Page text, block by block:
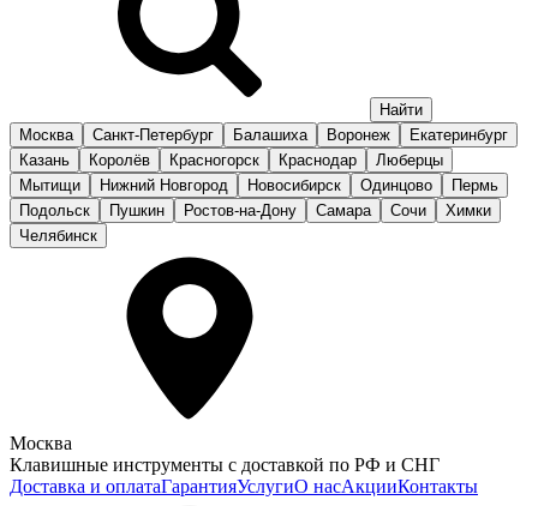
Москва Санкт-Петербург Балашиха Воронеж
Екатеринбург
Казань
Королёв Красногорск Краснодар
Люберцы
Мытищи
Нижний Новгород Новосибирск Одинцово
Пермь
Подольск
Пушкин Ростов-на-Дону Самара Сочи
Химки
Челябинск
Москва
Клавишные инструменты с доставкой по РФ и СНГ
Доставка и оплатаГарантияУслугиО насАкцииКонтакты